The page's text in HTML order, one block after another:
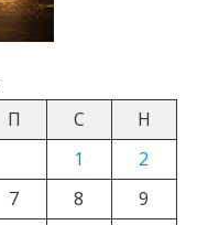
П С
Н
1
2
7 8
9